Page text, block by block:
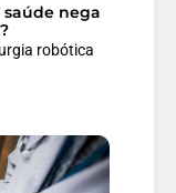
nega
robótica